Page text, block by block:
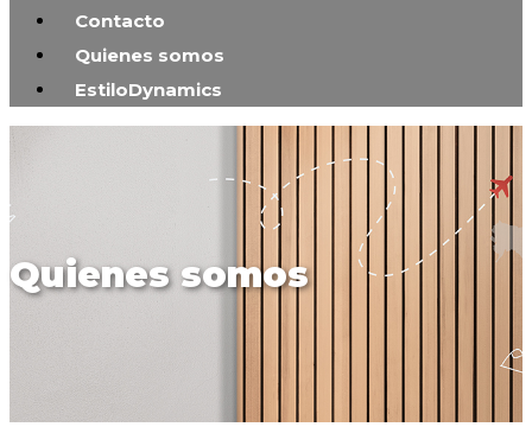
Contacto
Quienes somos
EstiloDynamics
Quienes somos